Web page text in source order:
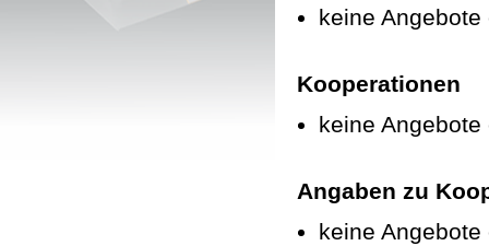
keine
Kooperationen
keine
Angaben zu
keine